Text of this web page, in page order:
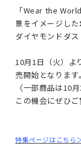
「Wear the
景をイメージした
ダイヤモンドダ
10月1日（火）よ
売開始となります。
（一部商品は10
この機会にぜひご
特集ページはこちら